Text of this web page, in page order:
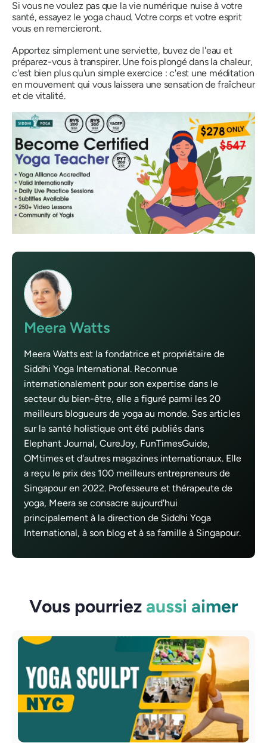
Si vous ne voulez pas que la vie numérique nuise à votre
santé, essayez le yoga chaud. Votre corps et votre esprit
vous en remercieront.
Apportez simplement une serviette, buvez de l'eau et
préparez-vous à transpirer. Une fois plongé dans la chaleur,
c'est bien plus qu'un simple exercice : c'est une méditation
en mouvement qui vous laissera une sensation de fraîcheur
et de vitalité.
Meera Watts
Meera Watts est la fondatrice et propriétaire de
Siddhi Yoga International. Reconnue
internationalement pour son expertise dans le
secteur du bien-être, elle a figuré parmi les 20
meilleurs blogueurs de yoga au monde. Ses articles
sur la santé holistique ont été publiés dans
Elephant Journal, CureJoy, FunTimesGuide,
OMtimes et d'autres magazines internationaux. Elle
a reçu le prix des 100 meilleurs entrepreneurs de
Singapour en 2022. Professeure et thérapeute de
yoga, Meera se consacre aujourd'hui
principalement à la direction de Siddhi Yoga
International, à son blog et à sa famille à Singapour.
Vous pourriez aussi aimer